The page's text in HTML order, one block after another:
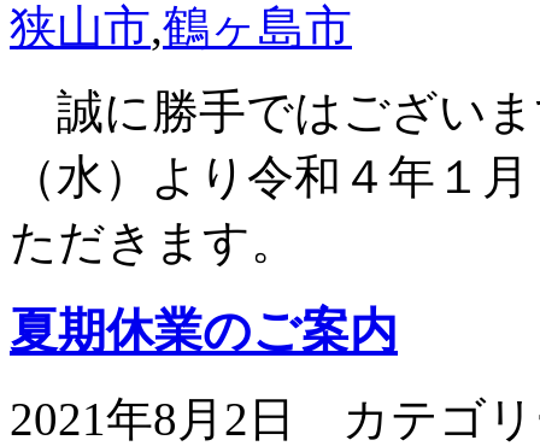
狭山市,鶴ヶ島市
誠に勝手ではござい
（水）より令和４年１
ただきます。
夏期休業のご案内
2021年8月2日 カテゴ